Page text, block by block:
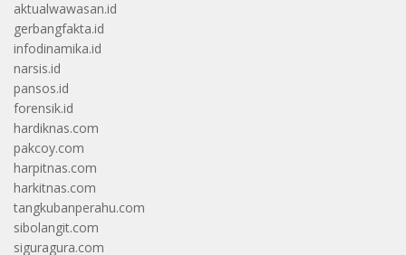
aktualwawasan.id
gerbangfakta.id
infodinamika.id
narsis.id
pansos.id
forensik.id
hardiknas.com
pakcoy.com
harpitnas.com
harkitnas.com
tangkubanperahu.com
sibolangit.com
siguragura.com